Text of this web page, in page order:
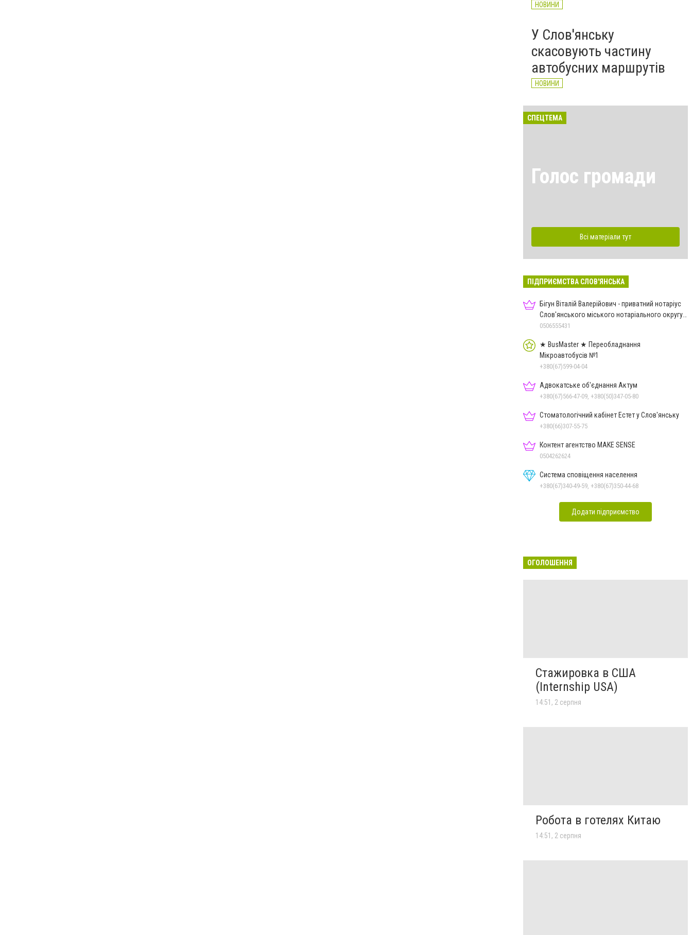
НОВИНИ
У Слов'янську
скасовують частину
автобусних маршрутів
НОВИНИ
СПЕЦТЕМА
Голос громади
Всі матеріали тут
ПІДПРИЄМСТВА СЛОВ'ЯНСЬКА
Бігун Віталій Валерійович - приватний нотаріус
Слов'янського міського нотаріального округу
Дон.обл.
0506555431
★ BusMaster ★ Переобладнання
Мікроавтобусів №1
+380(67)599-04-04
Адвокатське об'єднання Актум
+380(67)566-47-09, +380(50)347-05-80
Стоматологічний кабінет Естет у Слов'янську
+380(66)307-55-75
Контент агентство MAKE SENSE
0504262624
Система сповіщення населення
+380(67)340-49-59, +380(67)350-44-68
Додати підприємство
ОГОЛОШЕННЯ
Стажировка в США
(Internship USA)
14:51, 2 серпня
Робота в готелях Китаю
14:51, 2 серпня